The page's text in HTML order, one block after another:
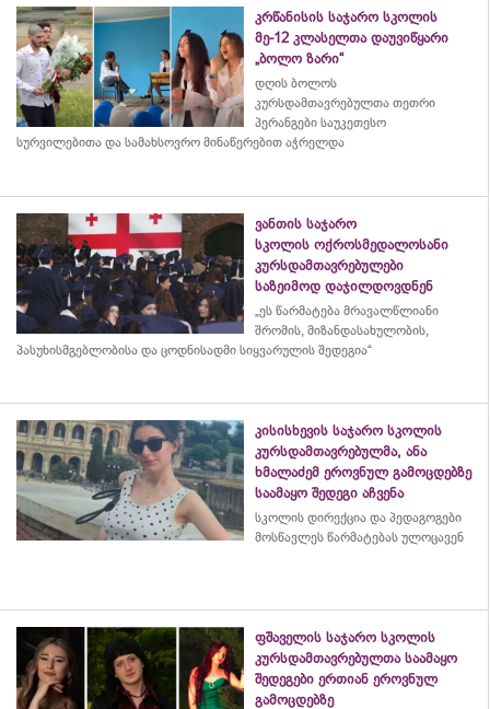
კრწანისის საჯარო სკოლის
მე-12 კლასელთა დაუვიწყარი
„ბოლო ზარი“
დღის ბოლოს
კურსდამთავრებულთა თეთრი
პერანგები საუკეთესო
სურვილებითა და სამახსოვრო მინაწერებით აჭრელდა
ვანთის საჯარო
სკოლის ოქროსმედალოსანი
კურსდამთავრებულები
საზეიმოდ დაჯილდოვდნენ
„ეს წარმატება მრავალწლიანი
შრომის, მიზანდასახულობის,
პასუხისმგებლობისა და ცოდნისადმი სიყვარულის შედეგია“
კისისხევის საჯარო სკოლის
კურსდამთავრებულმა, ანა
ხმალაძემ ეროვნულ გამოცდებზე
საამაყო შედეგი აჩვენა
სკოლის დირექცია და პედაგოგები
მოსწავლეს წარმატებას ულოცავენ
ფშაველის საჯარო სკოლის
კურსდამთავრებულთა საამაყო
შედეგები ერთიან ეროვნულ
გამოცდებზე